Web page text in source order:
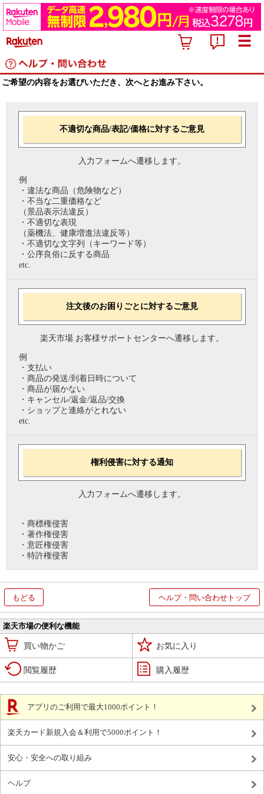
ご希望の内容をお選びいただき、次へとお進み下さい。
不適切な商品/表記/価格に対するご意見
入力フォームへ遷移します。
例
・違法な商品（危険物など）
・不当な二重価格など
（景品表示法違反）
・不適切な表現
（薬機法、健康増進法違反等）
・不適切な文字列（キーワード等）
・公序良俗に反する商品
etc.
注文後のお困りごとに対するご意見
楽天市場 お客様サポートセンターへ遷移します。
例
・支払い
・商品の発送/到着日時について
・商品が届かない
・キャンセル/返金/返品/交換
・ショップと連絡がとれない
etc.
権利侵害に対する通知
入力フォームへ遷移します。
・商標権侵害
・著作権侵害
・意匠権侵害
・特許権侵害
もどる ヘルプ・問い合わせトップ
楽天市場の便利な機能
買い物かご お気に入り
閲覧履歴 購入履歴
アプリのご利用で最大1000ポイント！
楽天カード新規入会＆利用で5000ポイント！
安心・安全への取り組み
ヘルプ